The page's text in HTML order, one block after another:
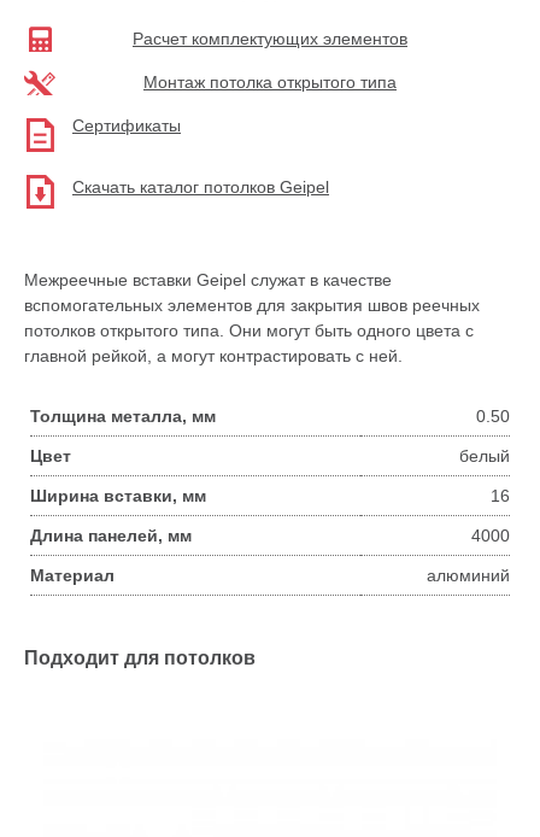
Расчет комплектующих элементов
Монтаж потолка открытого типа
Сертификаты
Скачать каталог потолков Geipel
Межреечные вставки Geipel служат в качестве
вспомогательных элементов для закрытия швов реечных
потолков открытого типа. Они могут быть одного цвета с
главной рейкой, а могут контрастировать с ней.
Толщина металла, мм 0.50
Цвет белый
Ширина вставки, мм 16
Длина панелей, мм 4000
Материал алюминий
Подходит для потолков